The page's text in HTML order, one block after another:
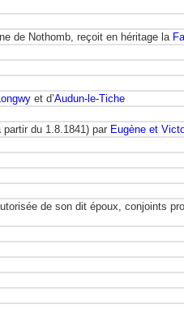
de Nothomb, reçoit en héritage la
et d’Audun-le-Tiche
du 1.8.1841) par Eugène et
de son dit époux, conjoints